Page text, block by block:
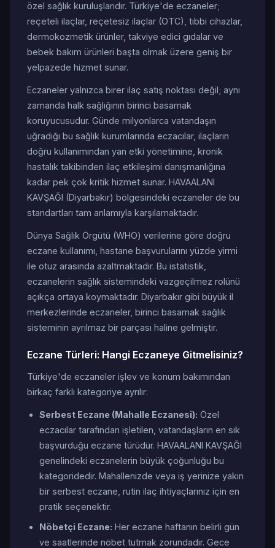
özel sağlık kuruluşlarıdır. Türkiye'de eczaneler;
reçeteli ilaçlar, reçetesiz ilaçlar (OTC), tıbbi cihazlar,
dermokozmetik ürünler, takviye edici gıdalar ve
bebek bakım ürünleri başta olmak üzere geniş bir
yelpazede hizmet sunar.
Eczaneler yalnızca birer ilaç satış noktası değil; aynı
zamanda halk sağlığının birinci basamak
koruyucusudur. Günde milyonlarca vatandaşın
uğradığı bu sağlık kurumlarında eczacılar, ilaçların
doğru kullanımından yan etki yönetimine, kronik
hastalık takibinden ilaç etkileşimi danışmanlığına
kadar pek çok kritik hizmet sunar. HAVAALANI
KAVŞAĞI (Diyarbakır) bölgesindeki eczaneler de bu
standartları tam anlamıyla karşılamaktadır.
Dünya Sağlık Örgütü (WHO) verilerine göre doğru
eczane kullanımı, hastane başvurularını yüzde yirmi
ile otuz arasında azaltmaktadır. Bu istatistik,
eczanelerin sağlık sistemindeki vazgeçilmez rolünü
açıkça ortaya koymaktadır. Diyarbakır gibi büyük il
merkezlerinde eczaneler, birinci basamak sağlık
sisteminin ayrılmaz bir parçası haline gelmiştir.
Eczane Türleri: Hangi Eczaneye Gitmelisiniz?
Türkiye'de eczaneler işlev ve konum bakımından
birkaç farklı kategoriye ayrılır:
Serbest Eczane (Mahalle Eczanesi): Özel
eczacılar tarafından işletilen, vatandaşların en sık
başvurduğu eczane türüdür. HAVAALANI KAVŞAĞI
genelindeki eczanelerin büyük çoğunluğu bu
kategoridedir. Mahallenizde veya iş yerinize yakın
bir serbest eczane, rutin ilaç ihtiyaçlarınız için en
pratik seçenektir.
Nöbetçi Eczane: Her eczane haftanın belirli gün
ve saatlerinde nöbet tutmak zorundadır. Gece